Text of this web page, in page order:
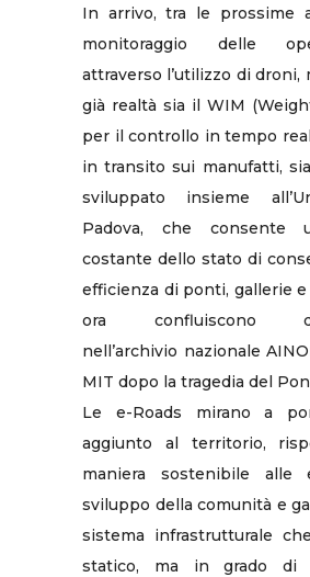
In arrivo, tra le prossime
monitoraggio delle
attraverso l’utilizzo di droni,
già realtà sia il WIM
per il controllo in tempo
in transito sui manufatti,
sviluppato insieme
Padova, che consente
costante dello stato di
efficienza di ponti, gallerie
ora confluiscono
nell’archivio nazionale
MIT dopo la tragedia del
Le e-Roads mirano a
aggiunto al territorio,
maniera sostenibile alle
sviluppo della comunità e
sistema infrastrutturale
statico, ma in grado di